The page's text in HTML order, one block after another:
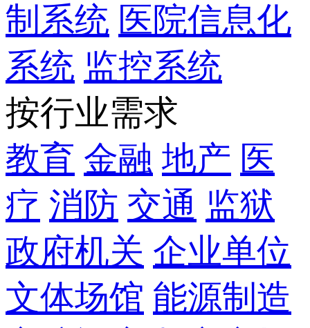
制系统 医院信息化
系统 监控系统
按行业需求
教育 金融 地产 医
疗 消防 交通 监狱
政府机关 企业单位
文体场馆 能源制造